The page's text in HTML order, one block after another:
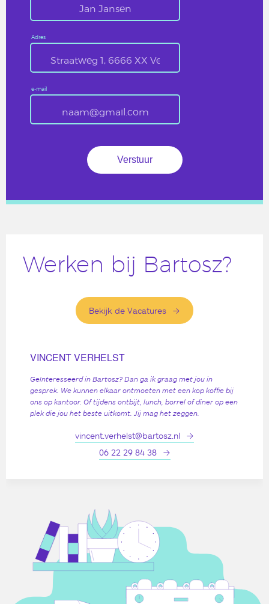
Adres
e-mail
Werken bij Bartosz?
Bekijk de Vacatures
VINCENT VERHELST
Geïnteresseerd in Bartosz? Dan ga ik graag met jou in
gesprek. We kunnen elkaar ontmoeten met een kop koffie bij
ons op kantoor. Of tijdens ontbijt, lunch, borrel of diner op een
plek die jou het beste uitkomt. Jij mag het zeggen.
vincent.verhelst@bartosz.nl
06 22 29 84 38